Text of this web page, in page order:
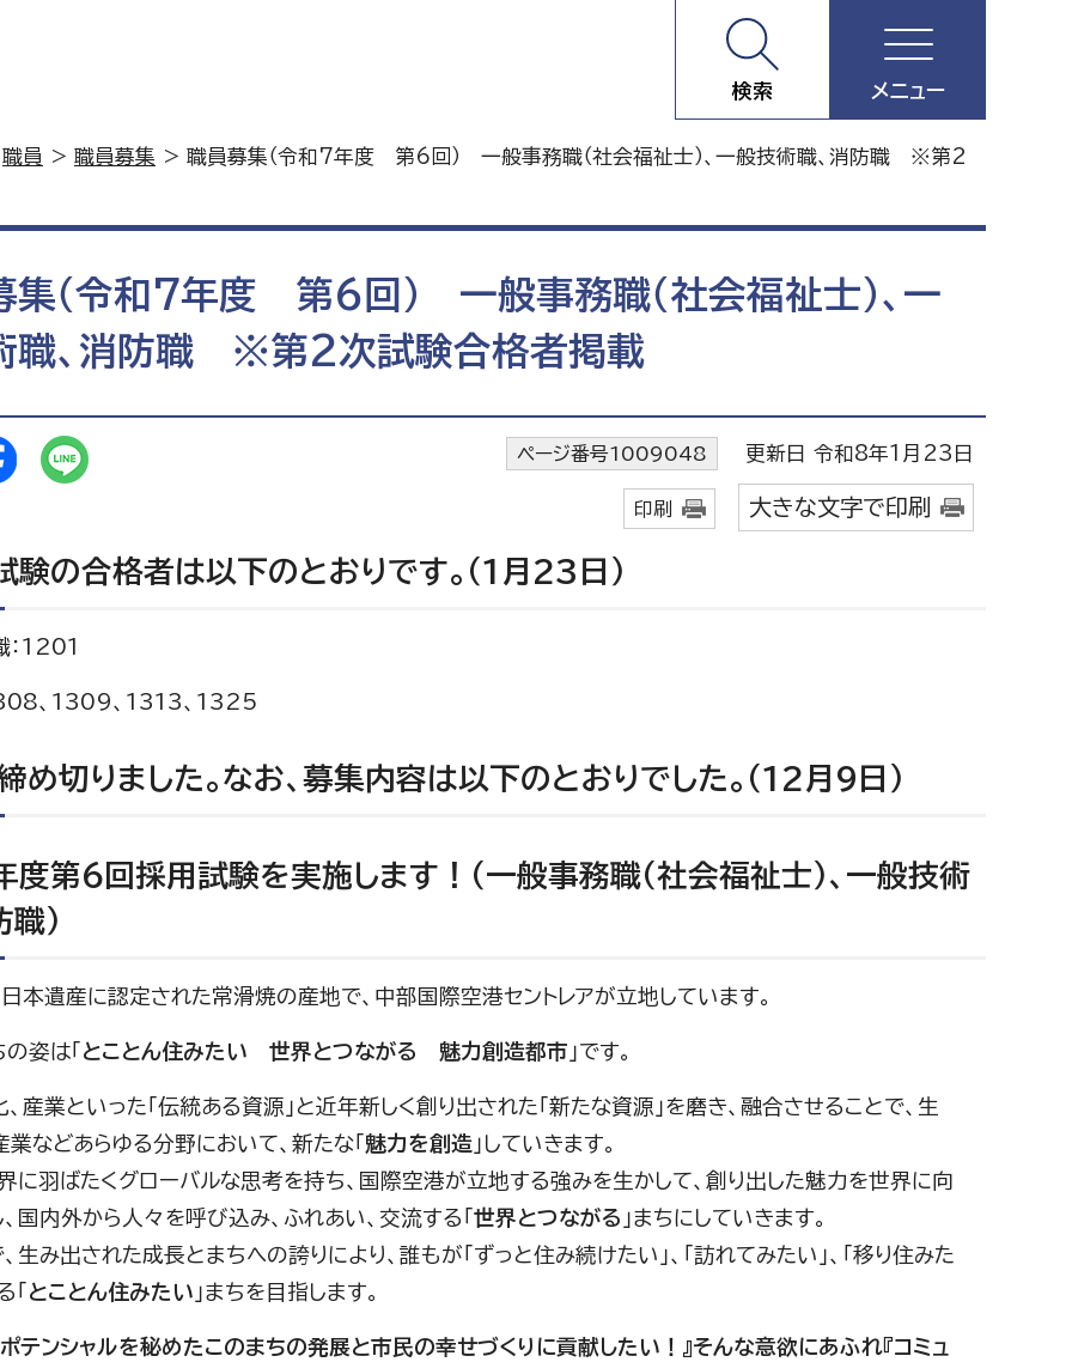
検索 メニュー
職員 > 職員募集 > 職員募集（令和7年度 第6回） 一般事務職（社会福祉士）、一般技術職、消防職 ※第2
集（令和7年度 第6回） 一般事務職（社会福祉士）、一
職、消防職 ※第2次試験合格者掲載
ページ番号1009048 更新日 令和8年1月23日
印刷 大きな文字で印刷
験の合格者は以下のとおりです。（1月23日）
：1201
、1309、1313、1325
め切りました。なお、募集内容は以下のとおりでした。（12月9日）
度第6回採用試験を実施します！（一般事務職（社会福祉士）、一般技術
）
本遺産に認定された常滑焼の産地で、中部国際空港セントレアが立地しています。
姿は「 とことん住みたい 世界とつながる 魅力創造都市 」です。
産業といった「伝統ある資源」と近年新しく創り出された「新たな資源」を磨き、融合させることで、生
業などあらゆる分野において、新たな「 魅力を創造 」していきます。
に羽ばたくグローバルな思考を持ち、国際空港が立地する強みを生かして、創り出した魅力を世界に向
国内外から人々を呼び込み、ふれあい、交流する「 世界とつながる 」まちにしていきます。
生み出された成長とまちへの誇りにより、誰もが「ずっと住み続けたい」、「訪れてみたい」、「移り住みた
とことん住みたい 」まちを目指します。
ポテンシャルを秘めたこのまちの発展と市民の幸せづくりに貢献したい！』そんな意欲にあふれ『コミュ